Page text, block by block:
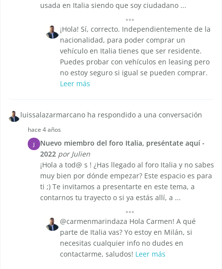
usada en Italia siendo que soy ciudadano ...
¡Hola! Sí, correcto. Independientemente de la
nacionalidad, para poder comprar un
vehículo en Italia tienes que ser residente.
Puedes probar con vehículos en leasing pero
no estoy seguro si igual se pueden comprar.
Leer más
luissalazarmarcano ha respondido a una conversación
hace 4 años
J
Nuevo miembro del foro Italia, preséntate aquí -
2022 por Julien
¡Hola a tod@ s ! ¿Has llegado al foro Italia y no sabes
muy bien por dónde empezar? Este espacio es para
ti ;) Te invitamos a presentarte en este tema, a
contarnos tu trayecto o si ya estás allí, a ...
@carmenmarindaza Hola Carmen! A qué
parte de Italia vas? Yo estoy en Milán, si
necesitas cualquier info no dudes en
contactarme, saludos! Leer más